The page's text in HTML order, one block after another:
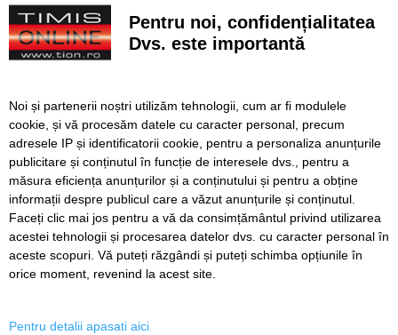
Canicula continuă în Timiș. Direcția de Asistență Socială
distribuie apă și alimente persoanelor vulnerabile
PSD îl amenință, de la București, pe prefectul de Timiș,
Un copil din Hunedoara, amenințat cu un cutter de tatăl
său
Atenție la mesajele SMS false privind plata parcării
SERVICII Redactia
Folosinta Cookie-urilor
Pentru noi, confidențialitatea
Dvs. este importantă
Noi și partenerii noștri utilizăm tehnologii, cum ar fi modulele
cookie, și vă procesăm datele cu caracter personal, precum
adresele IP și identificatorii cookie, pentru a personaliza anunțurile
publicitare și conținutul în funcție de interesele dvs., pentru a
măsura eficiența anunțurilor și a conținutului și pentru a obține
informații despre publicul care a văzut anunțurile și conținutul.
Faceți clic mai jos pentru a vă da consimțământul privind utilizarea
acestei tehnologii și procesarea datelor dvs. cu caracter personal în
aceste scopuri. Vă puteți răzgândi și puteți schimba opțiunile în
orice moment, revenind la acest site.
Pentru detalii apasati aici